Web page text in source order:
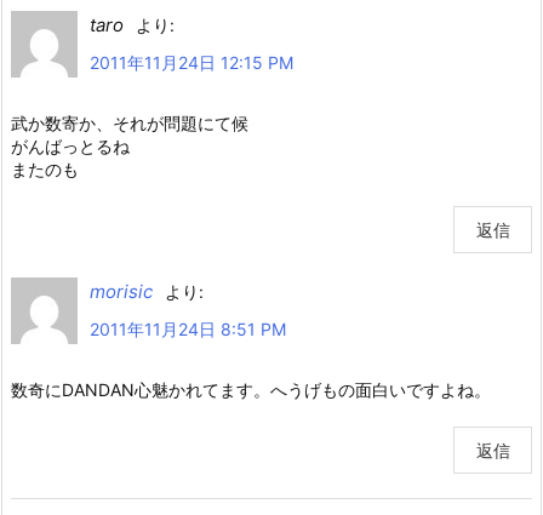
taro
より:
2011年11月24日 12:15 PM
武か数寄か、それが問題にて候
がんばっとるね
またのも
返信
morisic
より:
2011年11月24日 8:51 PM
数奇にDANDAN心魅かれてます。へうげもの面白いですよね。
返信